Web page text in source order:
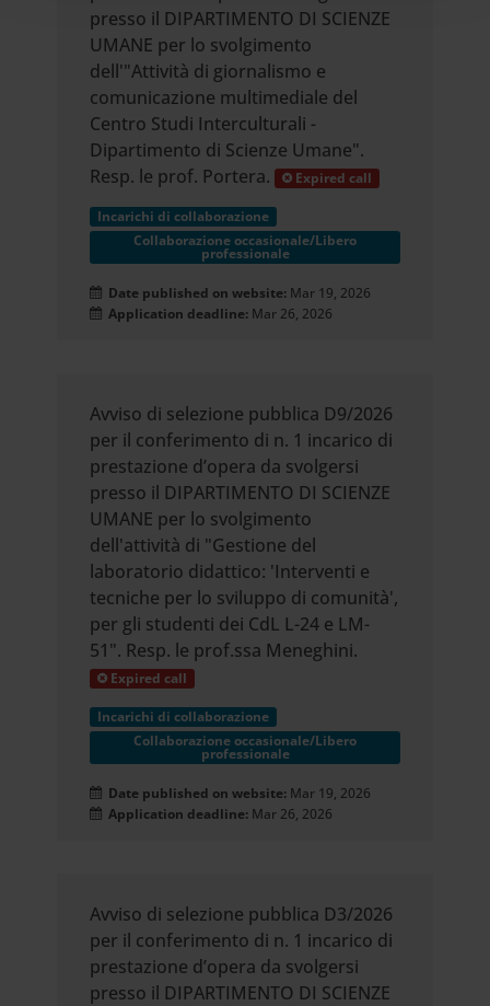
raccolto dal tuo utilizzo dei loro servizi.
presso il DIPARTIMENTO DI SCIENZE
UMANE per lo svolgimento
dell'"Attività di giornalismo e
comunicazione multimediale del
Centro Studi Interculturali -
Dipartimento di Scienze Umane".
Resp. le prof. Portera.
Expired call
Incarichi di collaborazione
Collaborazione occasionale/Libero
professionale
Date published on website: Mar 19, 2026
Application deadline: Mar 26, 2026
Avviso di selezione pubblica D9/2026
per il conferimento di n. 1 incarico di
prestazione d’opera da svolgersi
presso il DIPARTIMENTO DI SCIENZE
UMANE per lo svolgimento
dell'attività di "Gestione del
laboratorio didattico: 'Interventi e
tecniche per lo sviluppo di comunità',
per gli studenti dei CdL L-24 e LM-
51". Resp. le prof.ssa Meneghini.
Expired call
Incarichi di collaborazione
Collaborazione occasionale/Libero
professionale
Date published on website: Mar 19, 2026
Application deadline: Mar 26, 2026
Avviso di selezione pubblica D3/2026
per il conferimento di n. 1 incarico di
prestazione d’opera da svolgersi
presso il DIPARTIMENTO DI SCIENZE